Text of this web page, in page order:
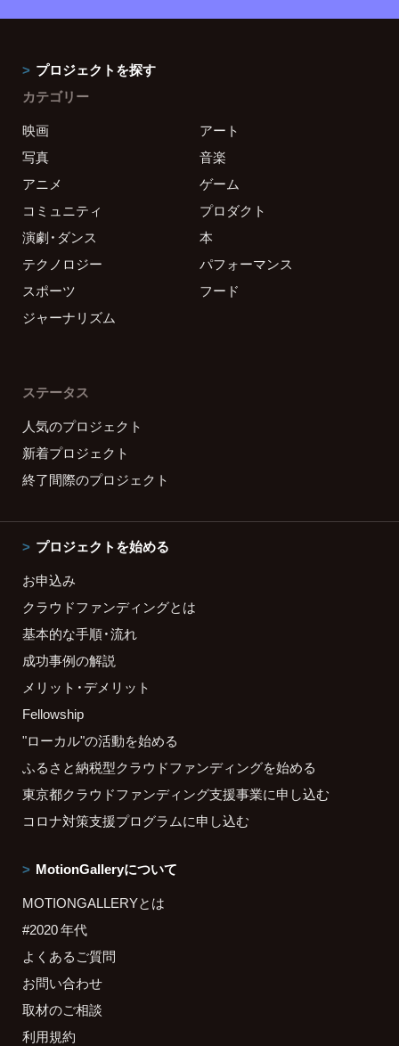
プロジェクトを探す
カテゴリー
映画
アート
写真
音楽
アニメ
ゲーム
コミュニティ
プロダクト
演劇・ダンス
本
テクノロジー
パフォーマンス
スポーツ
フード
ジャーナリズム
ステータス
人気のプロジェクト
新着プロジェクト
終了間際のプロジェクト
プロジェクトを始める
お申込み
クラウドファンディングとは
基本的な手順・流れ
成功事例の解説
メリット・デメリット
Fellowship
"ローカル"の活動を始める
ふるさと納税型クラウドファンディングを始める
東京都クラウドファンディング支援事業に申し込む
コロナ対策支援プログラムに申し込む
MotionGalleryについて
MOTIONGALLERYとは
#2020 年代
よくあるご質問
お問い合わせ
取材のご相談
利用規約